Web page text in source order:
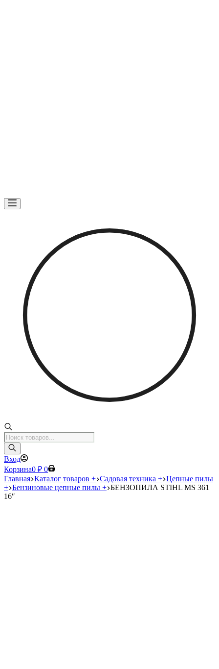
Поиск
товаров
Вход
Корзина0 ₽ 0
Главная Каталог товаров + Садовая техника + Цепные пилы
+ Бензиновые цепные пилы + БЕНЗОПИЛА STIHL MS 361
16″